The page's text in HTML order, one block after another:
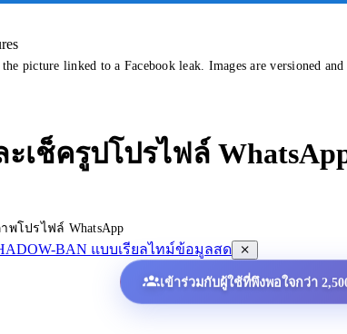
picture linked to a Facebook leak. Images are versioned
เช็ครูปโปรไฟล์
โปรไฟล์ WhatsApp
BAN แบบเรียลไทม์ข้อมูลสด
เข้าร่วมกับผู้ใช้ที่พึงพอใจกว่า